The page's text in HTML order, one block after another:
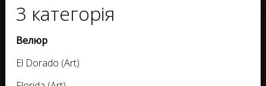
3 категорія
Велюр
El Dorado (Art)